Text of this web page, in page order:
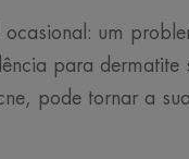
ocasional: um
para dermatite
pode tornar a